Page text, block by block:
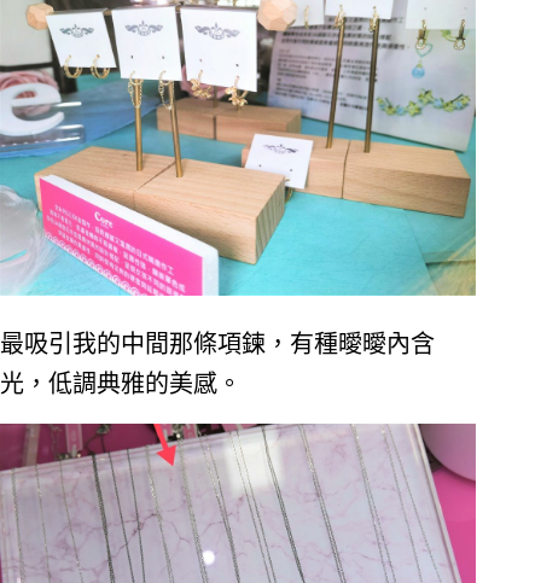
最吸引我的中間那條項鍊，有種曖曖內含
光，低調典雅的美感。